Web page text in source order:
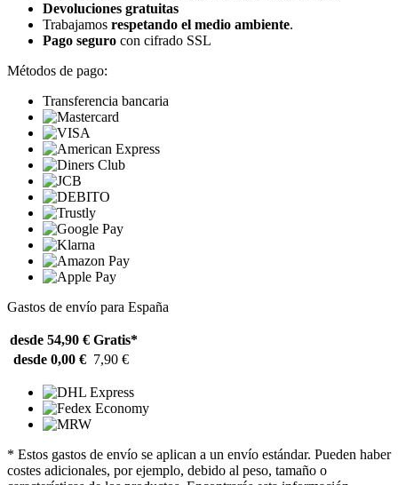
Devoluciones gratuitas
Trabajamos respetando el medio ambiente.
Pago seguro con cifrado SSL
Métodos de pago:
Transferencia bancaria
Gastos de envío para España
desde 54,90 € Gratis*
desde 0,00 € 7,90 €
* Estos gastos de envío se aplican a un envío estándar. Pueden haber
costes adicionales, por ejemplo, debido al peso, tamaño o